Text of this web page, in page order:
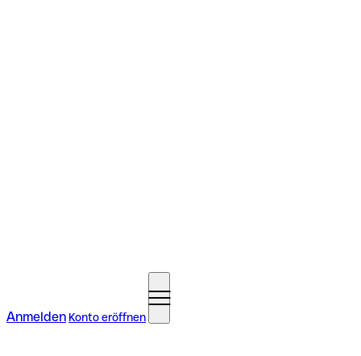
Anmelden Konto eröffnen